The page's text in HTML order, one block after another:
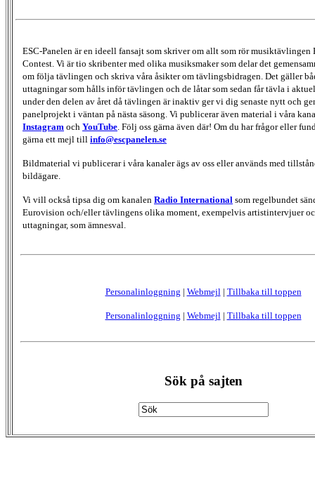
ESC-Panelen är en ideell fansajt som skriver om allt som rör musiktävlingen
Contest. Vi är tio skribenter med olika musiksmaker som delar det
om följa tävlingen och skriva våra åsikter om tävlingsbidragen. Det gäller
uttagningar som hålls inför tävlingen och de låtar som sedan får tävla i
under den delen av året då tävlingen är inaktiv ger vi dig senaste nytt och
panelprojekt i väntan på nästa säsong. Vi publicerar även material i våra
Instagram och YouTube . Följ oss gärna även där! Om du har frågor eller
gärna ett mejl till info@escpanelen.se
Bildmaterial vi publicerar i våra kanaler ägs av oss eller används med
bildägare.
Vi vill också tipsa dig om kanalen Radio International som regelbundet
Eurovision och/eller tävlingens olika moment, exempelvis artistintervjuer
uttagningar, som ämnesval.
Personalinloggning | Webmejl | Tillbaka till toppen
Personalinloggning | Webmejl | Tillbaka till toppen
Sök på sajten